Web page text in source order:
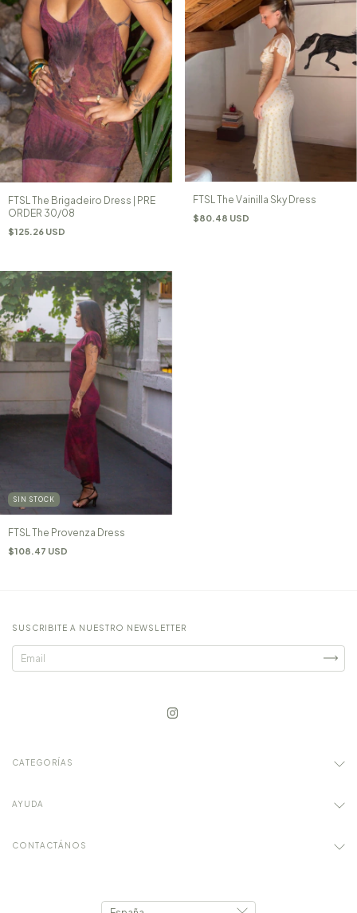
FTSL The Brigadeiro Dress | PRE
ORDER 30/08
$125.26 USD
FTSL The Vainilla Sky Dress
$80.48 USD
SIN STOCK
FTSL The Provenza Dress
$108.47 USD
SUSCRIBITE A NUESTRO NEWSLETTER
CATEGORÍAS
AYUDA
CONTACTÁNOS